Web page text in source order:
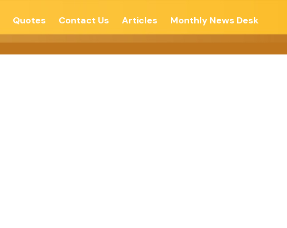
Quotes Contact Us Articles Monthly News Desk